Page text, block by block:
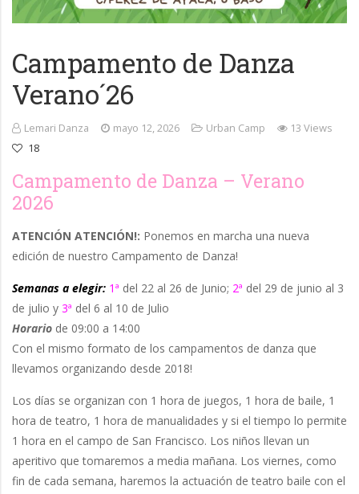
Campamento de Danza
Verano´26
Lemari Danza mayo 12, 2026 Urban Camp
13 Views
18
Campamento de Danza – Verano
2026
ATENCIÓN ATENCIÓN!: Ponemos en marcha una nueva
edición de nuestro Campamento de Danza!
Semanas a elegir: 1ª del 22 al 26 de Junio; 2ª del 29 de junio al 3
de julio y 3ª del 6 al 10 de Julio
Horario de 09:00 a 14:00
Con el mismo formato de los campamentos de danza que
llevamos organizando desde 2018!
Los días se organizan con 1 hora de juegos, 1 hora de baile, 1
hora de teatro, 1 hora de manualidades y si el tiempo lo permite
1 hora en el campo de San Francisco. Los niños llevan un
aperitivo que tomaremos a media mañana. Los viernes, como
fin de cada semana, haremos la actuación de teatro baile con el